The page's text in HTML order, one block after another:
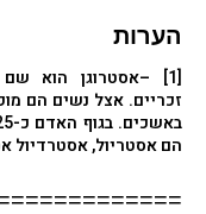
הערות
[1]
–אסטרוגן הוא שם
זכריים. אצל נשים הם
הם אסטריול, אסטרדיול